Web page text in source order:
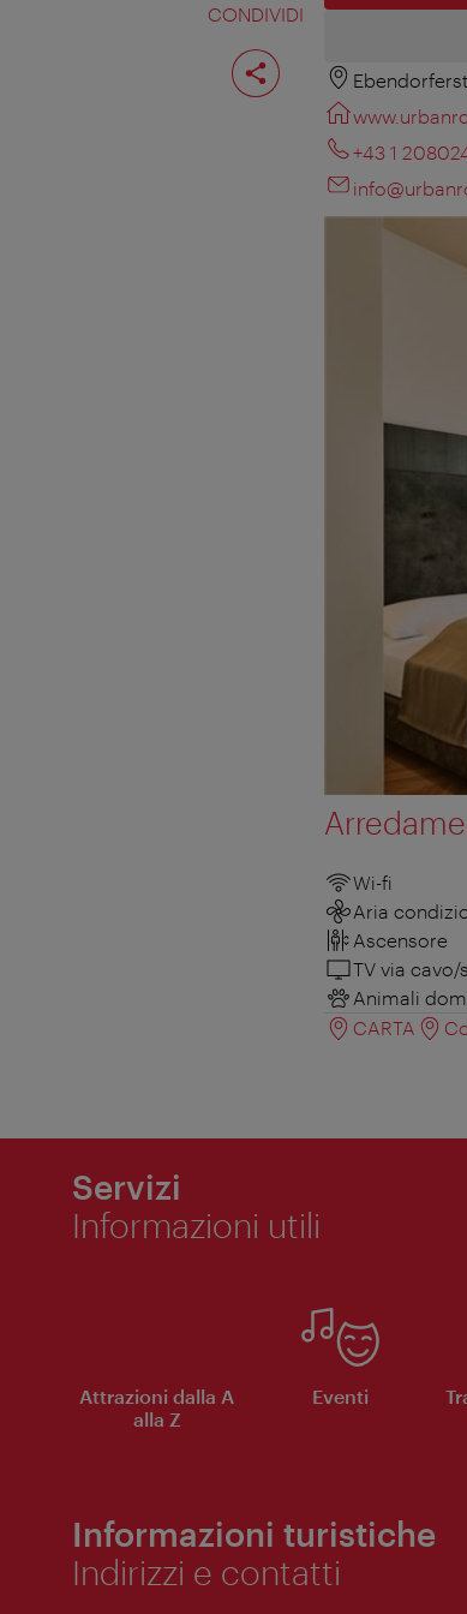
CONDIVIDI
Condividi
pagina
+43 1
Wi-fi
Aria
Ascensore
TV via cavo/
Animali
CARTA
Servizi
Informazioni utili
Attrazioni dalla A
alla Z
Eventi
Informazioni turistiche
Indirizzi e contatti